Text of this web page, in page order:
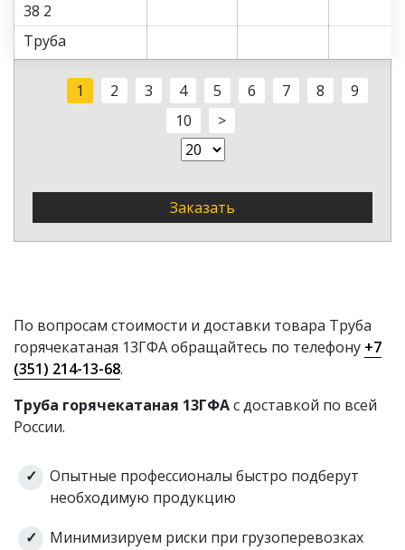
38 2
Труба
горячекатанная
38 2 20 ГОСТ
8732-78
38 2
горячекатанная
38 3
38 3
Труба
горячекатанная
38 3 5,90—6,60
Труба
38 3 н/д Ст. 20
1 2 3 4 5 6 7 8
9
10
>
Заказать
По вопросам стоимости и доставки товара Труба
горячекатаная 13ГФА обращайтесь по телефону +7
(351) 214-13-68.
Труба горячекатаная 13ГФАс доставкой по всей
России.
Опытные профессионалы быстро подберут
необходимую продукцию
Минимизируем риски при грузоперевозках